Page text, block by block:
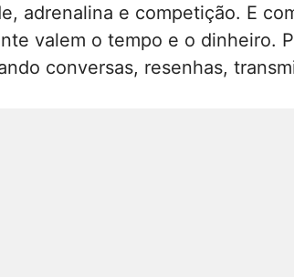
adrenalina e competição. E
valem o tempo e o dinheiro.
conversas, resenhas,